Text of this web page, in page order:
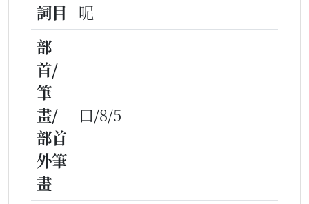
詞目
呢
部
首/
筆
畫/
部首
外筆
畫
口/8/5